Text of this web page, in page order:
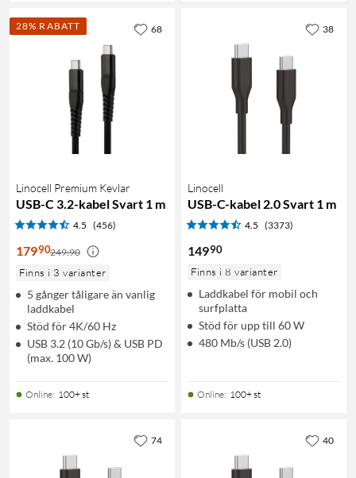
28% RABATT
Linocell Premium Kevlar
USB-C 3.2-kabel Svart 1 m
4.5 (456)
17990249:90
Finns i 3 varianter
5 gånger tåligare än vanlig
laddkabel
Stöd för 4K/60 Hz
USB 3.2 (10 Gb/s) & USB PD
(max. 100 W)
Online: 100+ st
68
Linocell
USB-C-kabel 2.0 Svart 1 m
4.5 (3373)
14990
Finns i 8 varianter
Laddkabel för mobil och
surfplatta
Stöd för upp till 60 W
480 Mb/s (USB 2.0)
Online: 100+ st
38
74 40